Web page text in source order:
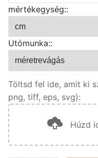
mértékegység::
Utómunka::
Töltsd fel ide, amit ki
png, tiff, eps, svg):
Húzd